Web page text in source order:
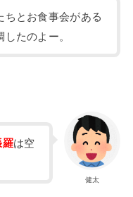
ちとお食事会がある
したのよー。
健太
羅は空